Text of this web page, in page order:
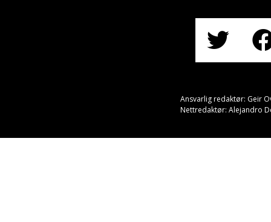
Ansvarlig redaktør: Geir
Nettredaktør: Alejandro